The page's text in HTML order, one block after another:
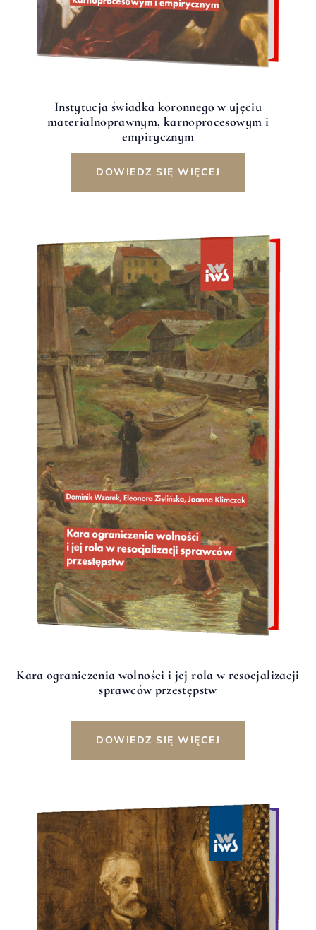
Instytucja świadka koronnego w ujęciu
materialnoprawnym, karnoprocesowym i
empirycznym
DOWIEDZ SIĘ WIĘCEJ
Kara ograniczenia wolności i jej rola w resocjalizacji
sprawców przestępstw
DOWIEDZ SIĘ WIĘCEJ